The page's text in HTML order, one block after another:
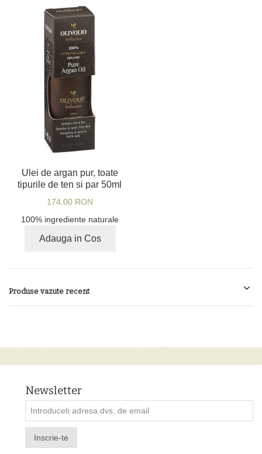
Ulei de argan pur, toate
tipurile de ten si par 50ml
174,00 RON
100% ingrediente naturale
Adauga in Cos
Produse vazute recent
Newsletter
Inscrie-te